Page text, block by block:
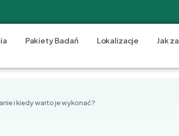
Pakiety Badań Lokalizacje Jak
i kiedy warto je wykonać?